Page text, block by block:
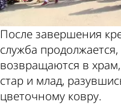
После завершения
служба
возвращаются в
стар и млад,
цветочному ковру.